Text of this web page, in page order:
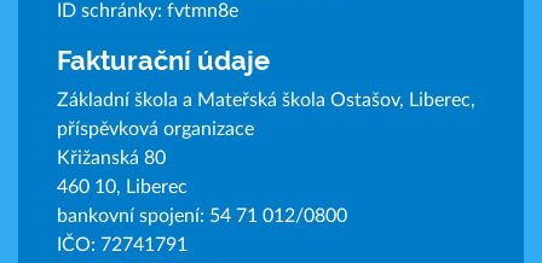
ID schránky: fvtmn8e
Fakturační údaje
Základní škola a Mateřská škola Ostašov, Liberec,
příspěvková organizace
Křižanská 80
460 10, Liberec
bankovní spojení: 54 71 012/0800
IČO: 72741791